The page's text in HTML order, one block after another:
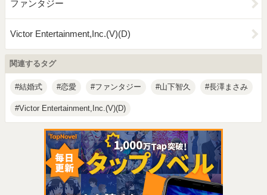
ファンタジー
Victor Entertainment,Inc.(V)(D)
関連するタグ
結婚式 恋愛 ファンタジー 山下智久 長澤まさみ
Victor Entertainment,Inc.(V)(D)